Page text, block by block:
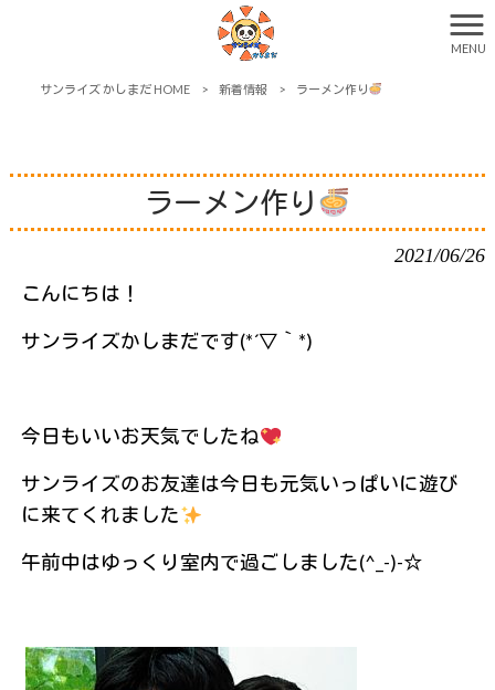
MENU
サンライズ かしまだ HOME > 新着情報 > ラーメン作り
ラーメン作り
2021/06/26
こんにちは！
サンライズかしまだです(*´▽｀*)
今日もいいお天気でしたね
サンライズのお友達は今日も元気いっぱいに遊び
に来てくれました
午前中はゆっくり室内で過ごしました(^_-)-☆